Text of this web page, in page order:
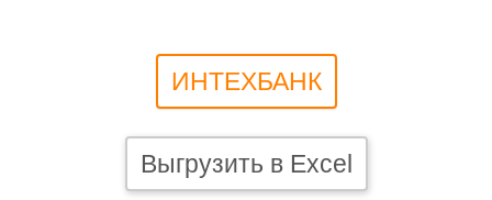
ИНТЕХБАНК
Выгрузить в Excel